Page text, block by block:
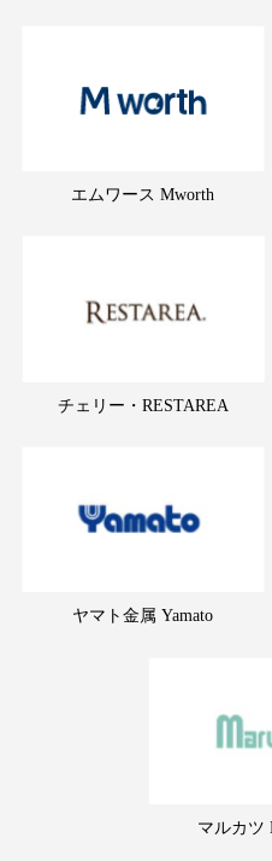
エムワース Mworth
チェリー・RESTAREA
ヤマト金属 Yamato
マルカツ